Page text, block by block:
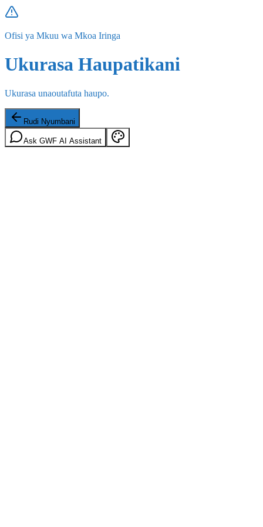
Ofisi ya Mkuu wa Mkoa Iringa
Ukurasa Haupatikani
Ukurasa unaoutafuta haupo.
Rudi Nyumbani
Ask GWF AI Assistant